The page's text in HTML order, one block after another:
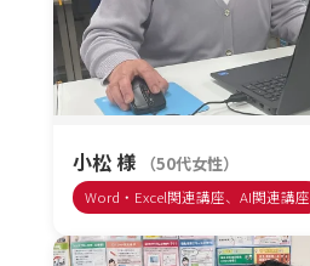
小松 様 （50代女性）
Word・Excel関連講座、AI関連講座